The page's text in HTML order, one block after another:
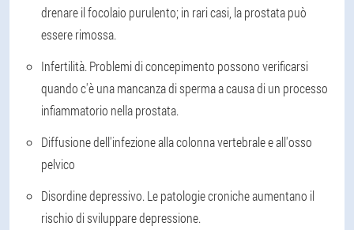
drenare il focolaio purulento; in rari casi, la prostata può
essere rimossa.
Infertilità. Problemi di concepimento possono verificarsi
quando c'è una mancanza di sperma a causa di un processo
infiammatorio nella prostata.
Diffusione dell'infezione alla colonna vertebrale e all'osso
pelvico
Disordine depressivo. Le patologie croniche aumentano il
rischio di sviluppare depressione.